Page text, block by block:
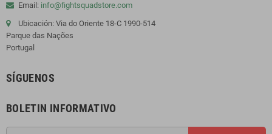
Email: info@fightsquadstore.com
Ubicación: Via do Oriente 18-C 1990-514
Parque das Nações
Portugal
SÍGUENOS
BOLETIN INFORMATIVO